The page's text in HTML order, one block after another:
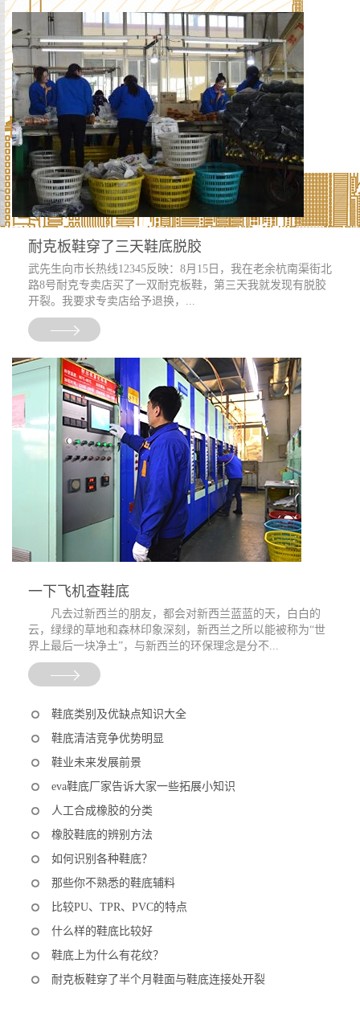
耐克板鞋穿了三天鞋底脱胶
武先生向市长热线12345反映：8月15日，我在老余杭南渠街北
路8号耐克专卖店买了一双耐克板鞋，第三天我就发现有脱胶
开裂。我要求专卖店给予退换，...
一下飞机查鞋底
凡去过新西兰的朋友，都会对新西兰蓝蓝的天，白白的
云，绿绿的草地和森林印象深刻，新西兰之所以能被称为“世
界上最后一块净土”，与新西兰的环保理念是分不...
鞋底类别及优缺点知识大全
鞋底清洁竞争优势明显
鞋业未来发展前景
eva鞋底厂家告诉大家一些拓展小知识
人工合成橡胶的分类
橡胶鞋底的辨别方法
如何识别各种鞋底？
那些你不熟悉的鞋底辅料
比较PU、TPR、PVC的特点
什么样的鞋底比较好
鞋底上为什么有花纹？
耐克板鞋穿了半个月鞋面与鞋底连接处开裂